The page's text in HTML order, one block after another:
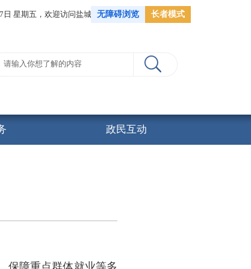
日 星期五， 欢迎访问盐城市人力资源和社会保障局
政民互动
保障重点群体就业等多
无障碍浏览 长者模式